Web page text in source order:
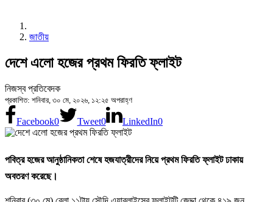
জাতীয়
দেশে এলো হজের প্রথম ফিরতি ফ্লাইট
নিজস্ব প্রতিবেদক
প্রকাশিত: শনিবার, ৩০ মে, ২০২৬, ১২:২৫ অপরাহ্ণ
Facebook0 Tweet0 LinkedIn0
পবিত্র হজের আনুষ্ঠানিকতা শেষে হজযাত্রীদের নিয়ে প্রথম ফিরতি ফ্লাইট ঢাকায়
অবতরণ করেছে।